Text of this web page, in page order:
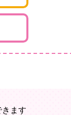
きます